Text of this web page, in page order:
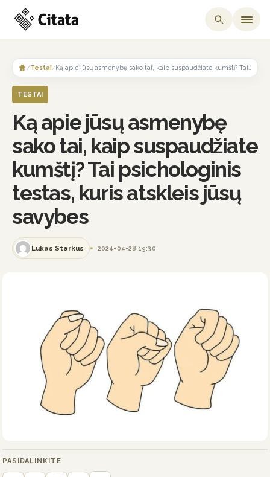
content
/Testai/
TESTAI
Ką apie jūsų asmenybę
sako tai, kaip suspaudžiate
kumštį? Tai psichologinis
testas, kuris atskleis jūsų
savybes
Lukas Starkus 2024-04-28 19:30
PASIDALINKITE